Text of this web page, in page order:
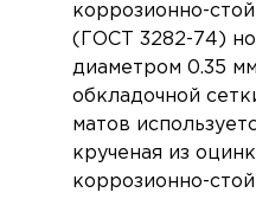
коррозионно-
(ГОСТ 3282-74)
диаметром 0.35
обкладочной
матов
крученая из
коррозионно-